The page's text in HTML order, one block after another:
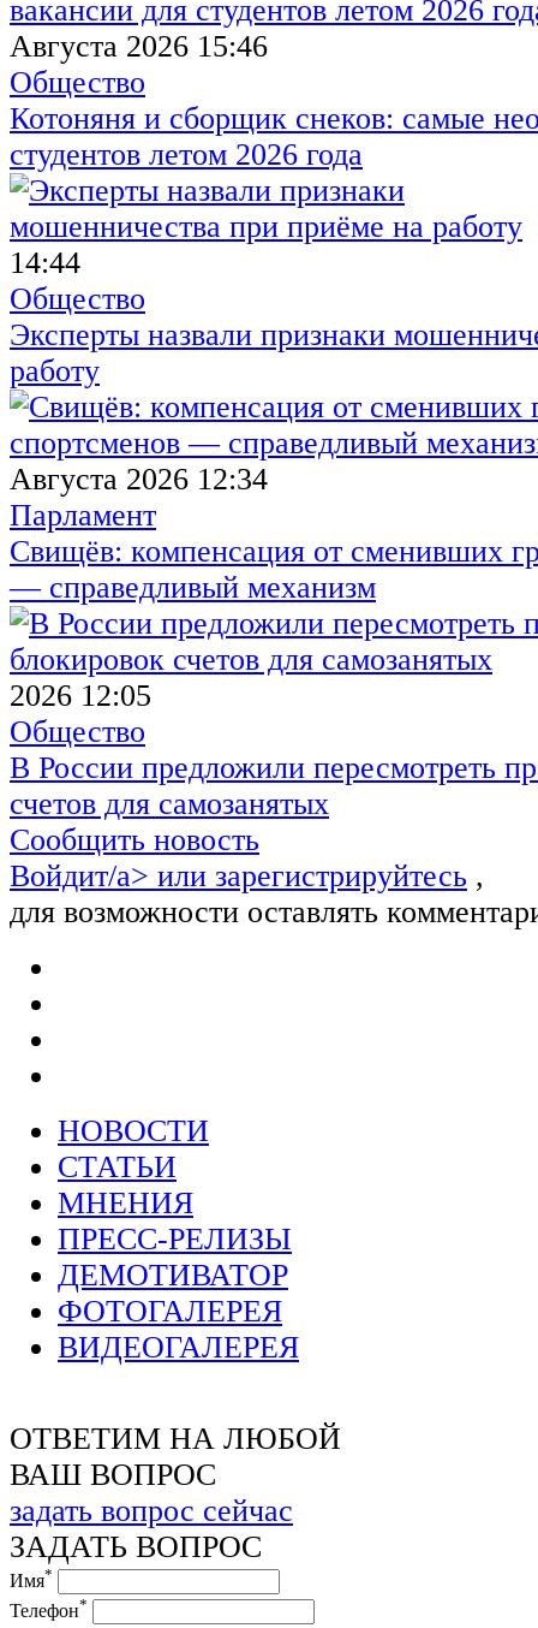
Августа 2026 15:46
Общество
Котоняня и сборщик снеков: самые
студентов летом 2026 года
14:44
Общество
Эксперты назвали признаки
работу
Августа 2026 12:34
Парламент
Свищёв: компенсация от сменивших
— справедливый механизм
2026 12:05
Общество
В России предложили пересмотреть
счетов для самозанятых
Сообщить новость
Войдит/a> или зарегистрируйтесь ,
для возможности оставлять
НОВОСТИ
СТАТЬИ
МНЕНИЯ
ПРЕСС-РЕЛИЗЫ
ДЕМОТИВАТОР
ФОТОГАЛЕРЕЯ
ВИДЕОГАЛЕРЕЯ
ОТВЕТИМ НА ЛЮБОЙ
ВАШ ВОПРОС
задать вопрос сейчас
ЗАДАТЬ ВОПРОС
Имя*
Телефон*